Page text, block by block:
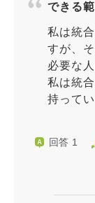
できる
私は統
すが、
必要な
私は統
持って
回答 1